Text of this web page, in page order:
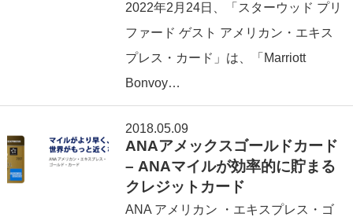
2022年2⽉24日、「スターウッド プリ
ファード ゲスト アメリカン・エキス
プレス・カード」は、「Marriott
Bonvoy…
2018.05.09
ANAアメックスゴールドカード
– ANAマイルが効率的に貯まる
クレジットカード
ANA アメリカン ・エキスプレス・ゴ